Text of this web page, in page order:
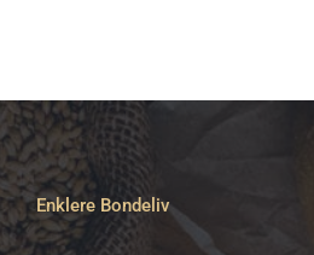
velges
Enklere Bondeliv